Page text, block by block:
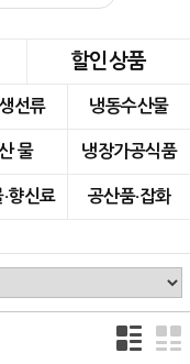
할인상품
선류 냉동수산물
물 냉장가공식품
향신료 공산품·잡화